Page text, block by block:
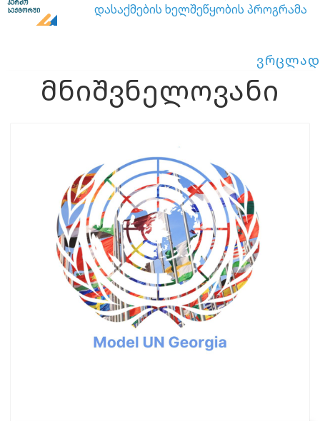
დასაქმების ხელშეწყობის პროგრამა
ვრცლად
მნიშვნელოვანი